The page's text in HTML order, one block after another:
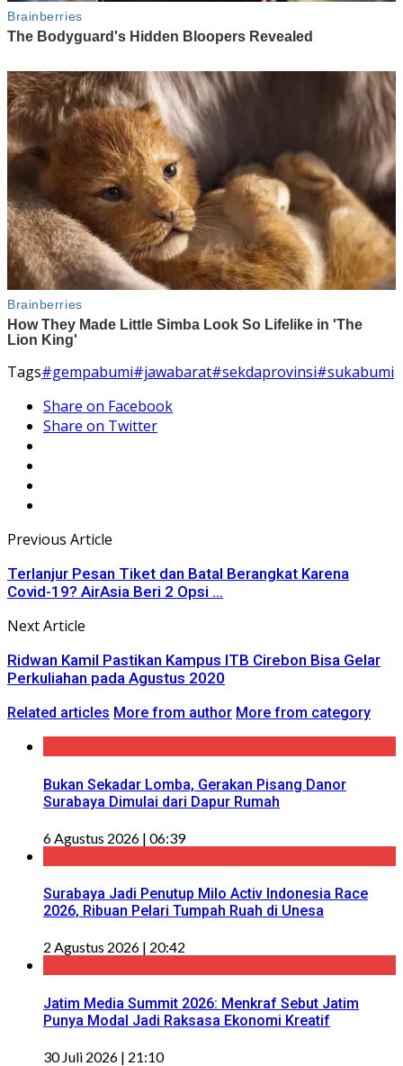
Tags#gempabumi#jawabarat#sekdaprovinsi#sukabumi
Share on Facebook
Share on Twitter
Previous Article
Terlanjur Pesan Tiket dan Batal Berangkat Karena
Covid-19? AirAsia Beri 2 Opsi ...
Next Article
Ridwan Kamil Pastikan Kampus ITB Cirebon Bisa Gelar
Perkuliahan pada Agustus 2020
Related articles More from author More from category
Bukan Sekadar Lomba, Gerakan Pisang Danor
Surabaya Dimulai dari Dapur Rumah
6 Agustus 2026 | 06:39
Surabaya Jadi Penutup Milo Activ Indonesia Race
2026, Ribuan Pelari Tumpah Ruah di Unesa
2 Agustus 2026 | 20:42
Jatim Media Summit 2026: Menkraf Sebut Jatim
Punya Modal Jadi Raksasa Ekonomi Kreatif
30 Juli 2026 | 21:10